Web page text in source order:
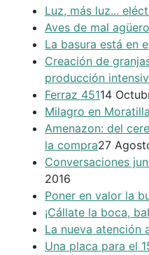
Luz, más luz...
Aves de mal agüero
La basura está en
Creación de
producción
Ferraz 45114
Milagro en Moratilla
Amenazon: del
la compra27
Conversaciones
2016
Poner en valor la
¡Cállate la boca,
La nueva atención
Una placa para el